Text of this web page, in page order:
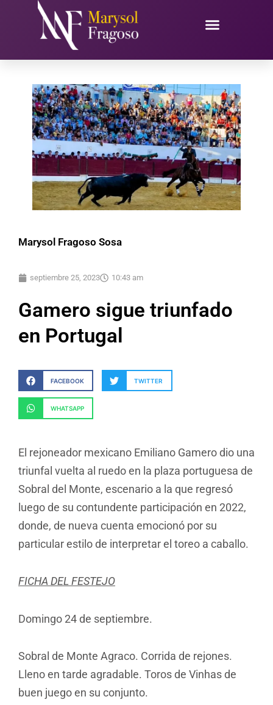
contenido
Marysol Fragoso Sosa
septiembre 25, 2023 10:43 am
Gamero sigue triunfado
en Portugal
FACEBOOK TWITTER
WHATSAPP
El rejoneador mexicano Emiliano Gamero dio una
triunfal vuelta al ruedo en la plaza portuguesa de
Sobral del Monte, escenario a la que regresó
luego de su contundente participación en 2022,
donde, de nueva cuenta emocionó por su
particular estilo de interpretar el toreo a caballo.
FICHA DEL FESTEJO
Domingo 24 de septiembre.
Sobral de Monte Agraco. Corrida de rejones.
Lleno en tarde agradable. Toros de Vinhas de
buen juego en su conjunto.